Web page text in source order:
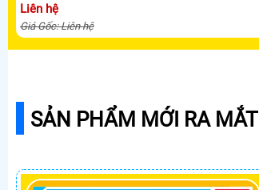
Liên hệ
Giá Gốc: Liên hệ
SẢN PHẨM MỚI RA MẮT